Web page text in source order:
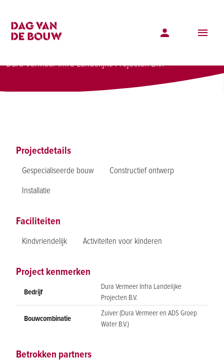
Fikkersdries III
Dura Vermeer Infra Landelijke Projecten B.V.
Projectdetails
Gespecialiseerde bouw
Constructief ontwerp
Installatie
Faciliteiten
Kindvriendelijk Activiteiten voor kinderen
Project kenmerken
Bedrijf
Dura Vermeer Infra Landelijke
Projecten B.V.
Bouwcombinatie
Zuiver (Dura Vermeer en ADS Groep
Water B.V.)
Betrokken partners